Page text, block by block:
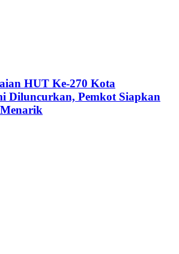
HUT Ke-270 Kota
Diluncurkan, Pemkot Siapkan